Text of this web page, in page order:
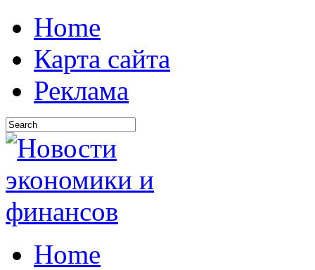
Home
Карта сайта
Реклама
Home